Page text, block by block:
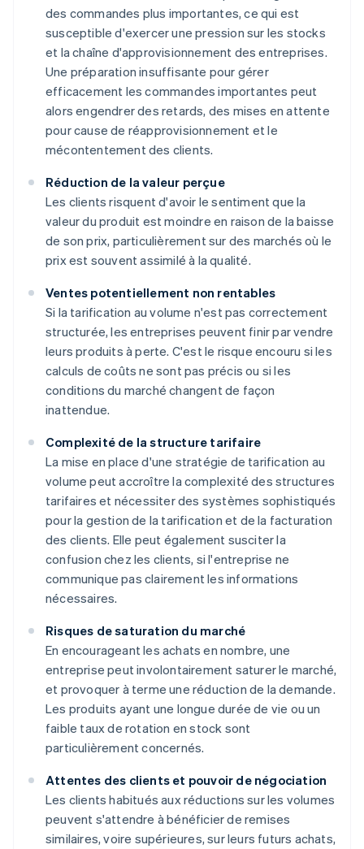
des commandes plus importantes, ce qui est
susceptible d'exercer une pression sur les stocks
et la chaîne d'approvisionnement des entreprises.
Une préparation insuffisante pour gérer
efficacement les commandes importantes peut
alors engendrer des retards, des mises en attente
pour cause de réapprovisionnement et le
mécontentement des clients.
Réduction de la valeur perçue
Les clients risquent d'avoir le sentiment que la
valeur du produit est moindre en raison de la baisse
de son prix, particulièrement sur des marchés où le
prix est souvent assimilé à la qualité.
Ventes potentiellement non rentables
Si la tarification au volume n'est pas correctement
structurée, les entreprises peuvent finir par vendre
leurs produits à perte. C'est le risque encouru si les
calculs de coûts ne sont pas précis ou si les
conditions du marché changent de façon
inattendue.
Complexité de la structure tarifaire
La mise en place d'une stratégie de tarification au
volume peut accroître la complexité des structures
tarifaires et nécessiter des systèmes sophistiqués
pour la gestion de la tarification et de la facturation
des clients. Elle peut également susciter la
confusion chez les clients, si l'entreprise ne
communique pas clairement les informations
nécessaires.
Risques de saturation du marché
En encourageant les achats en nombre, une
entreprise peut involontairement saturer le marché,
et provoquer à terme une réduction de la demande.
Les produits ayant une longue durée de vie ou un
faible taux de rotation en stock sont
particulièrement concernés.
Attentes des clients et pouvoir de négociation
Les clients habitués aux réductions sur les volumes
peuvent s'attendre à bénéficier de remises
similaires, voire supérieures, sur leurs futurs achats,